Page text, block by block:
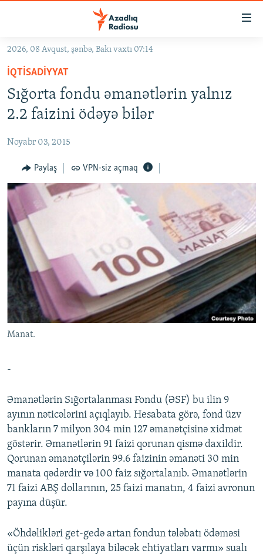
Əsas
qayıt
Əsas
naviqasiyaya
qayıt
Axtarışa
GÜNDƏM
KORRUPSIOMETR
FƏRQƏ BAX
QANUNI DOĞRU
ARAŞDIRMA
MULTIMEDIA
VIDEO
FOTOQALEREYA
İNFOQRAFIKA
KARIKATURA
RADIO ARXIV
OXU ZALI
AZƏRBAYCAN ƏDƏBIYYATI KITABXANASI
İSLAM VƏ DEMOKRATIYA
İZ - MƏDƏNIYYƏT PROQRAMI
HAQQIMIZDA
MISSIYAMIZ
PEŞƏ ETIKASI VƏ JURNALISTIKA STANDARTLARIMIZ
MATERIALLARIMIZDAN ISTIFADƏ
AZADLIQRADIOSU MOBIL TELEFONUNUZDA
BIZI IZLƏ
RFE/RL-in bütün saytları
2026, 08 Avqust, şənbə, Bakı vaxtı 07:14
İQTISADIYYAT
Sığorta fondu əmanətlərin yalnız
2.2 faizini ödəyə bilər
Noyabr 03, 2015
Paylaş VPN-siz açmaq
Manat.
-
Əmanətlərin Sığortalanması Fondu (ƏSF) bu ilin 9
ayının nəticələrini açıqlayıb. Hesabata görə, fond üzv
bankların 7 milyon 304 min 127 əmanətçisinə xidmət
göstərir. Əmanətlərin 91 faizi qorunan qismə daxildir.
Qorunan əmanətçilərin 99.6 faizinin əmanəti 30 min
manata qədərdir və 100 faiz sığortalanıb. Əmanətlərin
71 faizi ABŞ dollarının, 25 faizi manatın, 4 faizi avronun
payına düşür.
«Öhdəlikləri get-gedə artan fondun tələbatı ödəməsi
üçün riskləri qarşılaya biləcək ehtiyatları varmı» sualı